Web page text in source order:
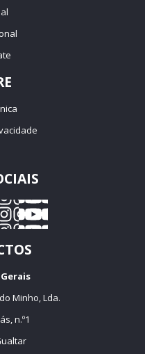
Minho, Lda.
n.º1